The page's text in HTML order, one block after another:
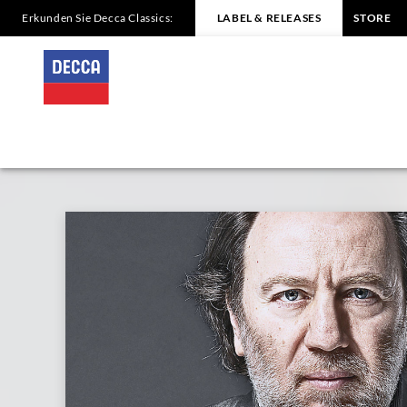
BRAHMS
Serenades
Chailly
Erkunden Sie Decca Classics: LABEL & RELEASES STORE